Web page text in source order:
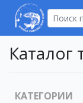
Каталог
КАТЕГОРИИ